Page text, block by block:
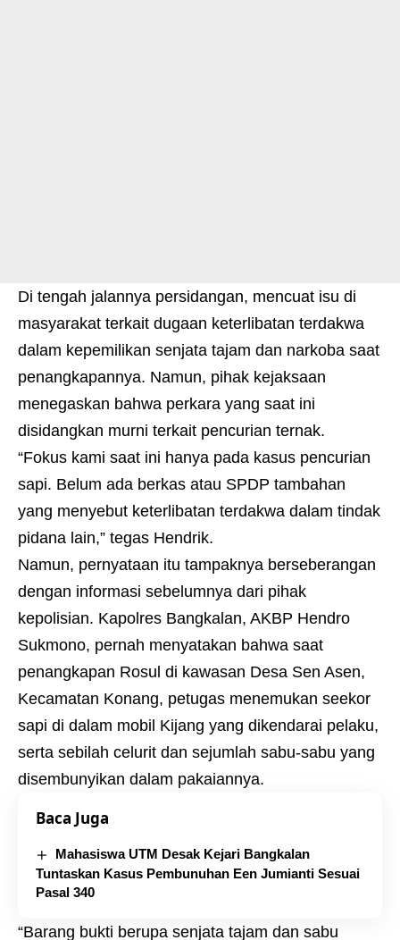
Di tengah jalannya persidangan, mencuat isu di
masyarakat terkait dugaan keterlibatan terdakwa
dalam kepemilikan senjata tajam dan narkoba saat
penangkapannya. Namun, pihak kejaksaan
menegaskan bahwa perkara yang saat ini
disidangkan murni terkait pencurian ternak.
“Fokus kami saat ini hanya pada kasus pencurian
sapi. Belum ada berkas atau SPDP tambahan
yang menyebut keterlibatan terdakwa dalam tindak
pidana lain,” tegas Hendrik.
Namun, pernyataan itu tampaknya berseberangan
dengan informasi sebelumnya dari pihak
kepolisian. Kapolres Bangkalan, AKBP Hendro
Sukmono, pernah menyatakan bahwa saat
penangkapan Rosul di kawasan Desa Sen Asen,
Kecamatan Konang, petugas menemukan seekor
sapi di dalam mobil Kijang yang dikendarai pelaku,
serta sebilah celurit dan sejumlah sabu-sabu yang
disembunyikan dalam pakaiannya.
Baca Juga
Mahasiswa UTM Desak Kejari Bangkalan
Tuntaskan Kasus Pembunuhan Een Jumianti Sesuai
Pasal 340
“Barang bukti berupa senjata tajam dan sabu